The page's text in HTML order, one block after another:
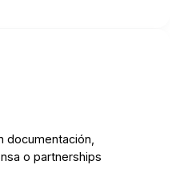
documentación,
o partnerships